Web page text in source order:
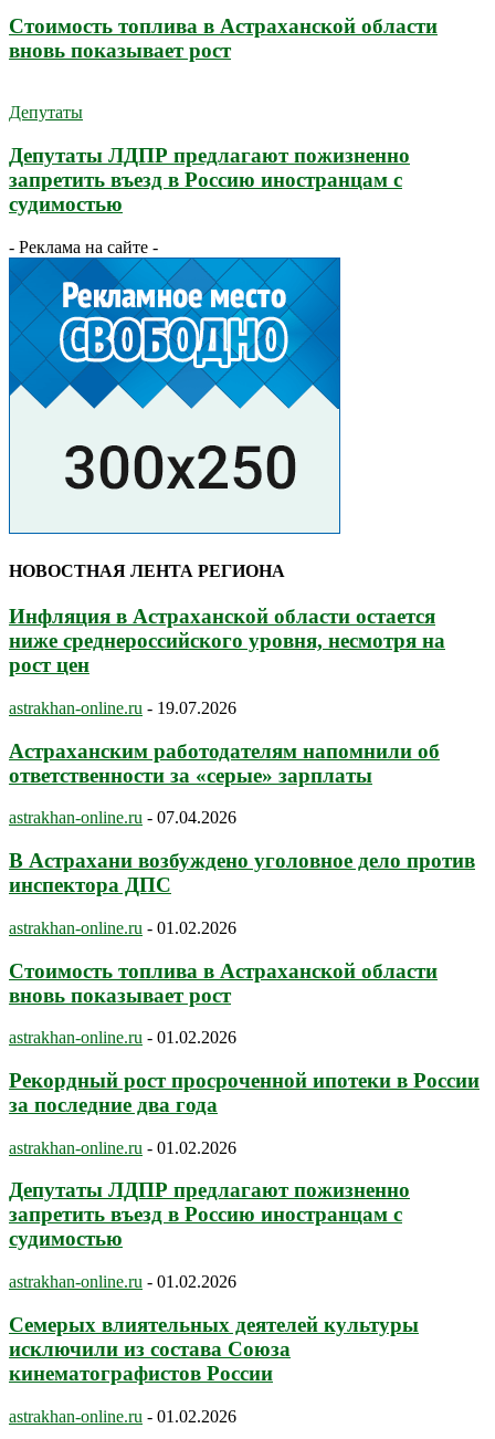
Стоимость топлива в Астраханской области
вновь показывает рост
Депутаты
Депутаты ЛДПР предлагают пожизненно
запретить въезд в Россию иностранцам с
судимостью
- Реклама на сайте -
НОВОСТНАЯ ЛЕНТА РЕГИОНА
Инфляция в Астраханской области остается
ниже среднероссийского уровня, несмотря на
рост цен
astrakhan-online.ru - 19.07.2026
Астраханским работодателям напомнили об
ответственности за «серые» зарплаты
astrakhan-online.ru - 07.04.2026
В Астрахани возбуждено уголовное дело против
инспектора ДПС
astrakhan-online.ru - 01.02.2026
Стоимость топлива в Астраханской области
вновь показывает рост
astrakhan-online.ru - 01.02.2026
Рекордный рост просроченной ипотеки в России
за последние два года
astrakhan-online.ru - 01.02.2026
Депутаты ЛДПР предлагают пожизненно
запретить въезд в Россию иностранцам с
судимостью
astrakhan-online.ru - 01.02.2026
Семерых влиятельных деятелей культуры
исключили из состава Союза
кинематографистов России
astrakhan-online.ru - 01.02.2026